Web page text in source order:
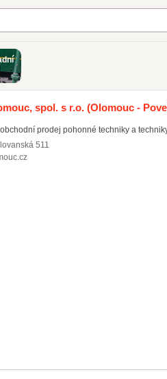
spol. s r.o. (Olomouc -
prodej pohonné techniky a
511